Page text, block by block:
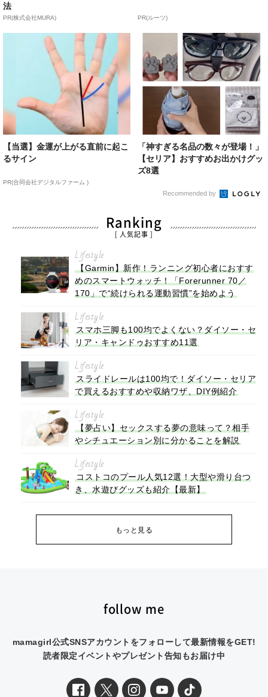
法
PR(株式会社MURA) PR(ルーツ)
【当選】金運が上がる直前に起こ
るサイン
PR(合同会社デジタルファーム )
「神すぎる名品の数々が登場！」
【セリア】おすすめお出かけグッ
ズ8選
Recommended by
Ranking
[ 人気記事 ]
Lifestyle
【Garmin】新作！ランニング初心者におすす
めのスマートウォッチ！「Forerunner 70／
170」で“続けられる運動習慣”を始めよう
Lifestyle
スマホ三脚も100均でよくない？ダイソー・セ
リア・キャンドゥおすすめ11選
Lifestyle
スライドレールは100均で！ダイソー・セリア
で買えるおすすめや収納ワザ、DIY例紹介
Lifestyle
【夢占い】セックスする夢の意味って？相手
やシチュエーション別に分かることを解説
Lifestyle
コストコのプール人気12選！大型や滑り台つ
き、水遊びグッズも紹介【最新】
もっと見る
follow me
mamagirl公式SNSアカウントをフォローして最新情報をGET!
読者限定イベントやプレゼント告知もお届け中